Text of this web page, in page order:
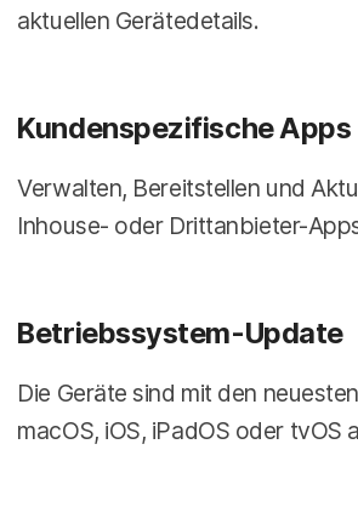
aktuellen Gerätedetails.
Kundenspezifische Apps
Verwalten, Bereitstellen und
Inhouse- oder Drittanbieter-
Betriebssystem-Update
Die Geräte sind mit den
macOS, iOS, iPadOS oder tvOS